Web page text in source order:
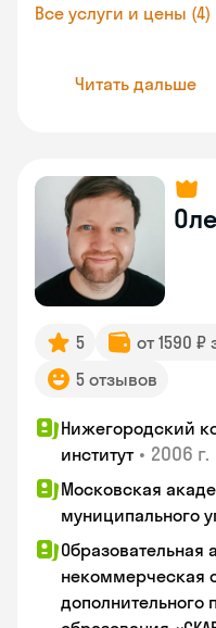
Все услуги и цены (4)
Читать дальше
5 от 1590 ₽
5 отзывов
Нижегородский
институт • 2006 г.
Московская
муниципального
Образовательная
некоммерческая
дополнительного